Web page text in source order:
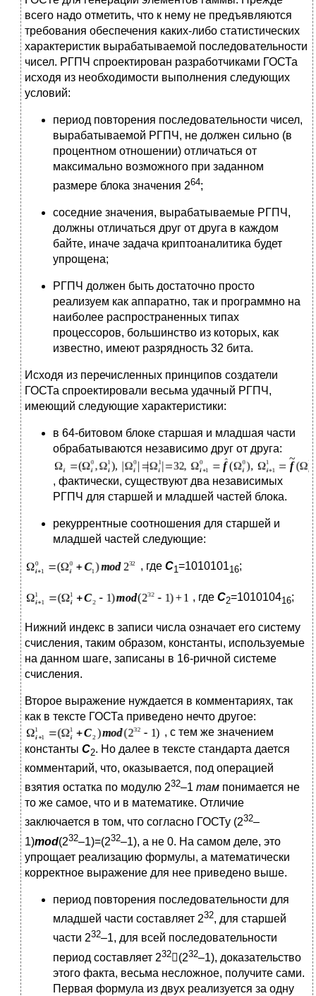
всего надо отметить, что к нему не предъявляются
требования обеспечения каких-либо статистических
характеристик вырабатываемой последователь­ности
чисел. РГПЧ спроектирован разработчиками ГОСТа
исходя из необходимости выполнения следующих
условий:
период повторения последовательности чисел,
вырабатываемой РГПЧ, не должен сильно (в
процентном отношении) отличаться от
максимально возможного при заданном
размере блока значения 264;
соседние значения, вырабатываемые РГПЧ,
должны отличаться друг от друга в каждом
байте, иначе задача криптоаналитика будет
упрощена;
РГПЧ должен быть достаточно просто
реализуем как аппаратно, так и программно на
наиболее распространенных типах
процессоров, большинство из которых, как
известно, имеют разрядность 32 бита.
Исходя из перечисленных принципов создатели
ГОСТа спроектировали весьма удачный РГПЧ,
имеющий следующие характеристики:
в 64-битовом блоке старшая и младшая части
обрабатываются независимо друг от друга:
, фактически, существуют два независимых
РГПЧ для старшей и младшей частей блока.
рекуррентные соотношения для старшей и
младшей частей следующие:
, где C1=101010116;
, где C2=101010416;
Нижний индекс в записи числа означает его систему
счисления, таким образом, константы, используемые
на данном шаге, записаны в 16-ричной системе
счисления.
Второе выражение нуждается в комментариях, так
как в тексте ГОСТа приведено нечто другое:
, с тем же значением
константы C2. Но далее в тексте стандарта дается
комментарий, что, оказывается, под операцией
взятия остатка по модулю 232–1 там понимается не
то же самое, что и в математике. Отличие
заключается в том, что согласно ГОСТу (232–
1)mod(232–1)=(232–1), а не 0. На самом деле, это
упрощает реализацию формулы, а математически
корректное выражение для нее приведено выше.
период повторения последовательности для
младшей части составляет 232, для старшей
части 232–1, для всей последовательности
период составляет 232(232–1), доказательство
этого факта, весьма несложное, получите сами.
Первая формула из двух реализуется за одну